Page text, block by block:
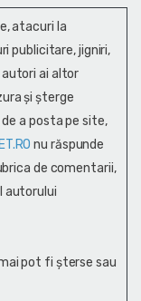
atacuri la
publicitare, jigniri,
ai altor
și şterge
a posta pe site,
nu răspunde
de comentarii,
autorului
pot fi șterse sau